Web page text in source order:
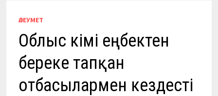
ӘЛЕУМЕТ
Облыс әкімі еңбектен
береке тапқан
отбасылармен кездесті